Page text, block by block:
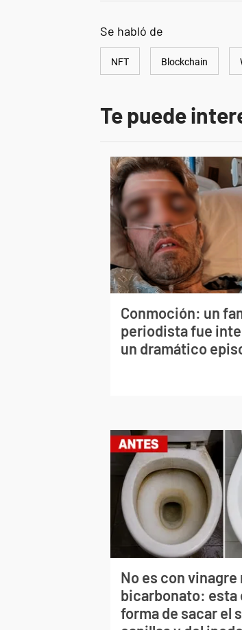
Se habló de
NFT Blockchain
Te puede
Conmoción: un
periodista fue
un dramático
No es con vinagre
bicarbonato: esta
forma de sacar el